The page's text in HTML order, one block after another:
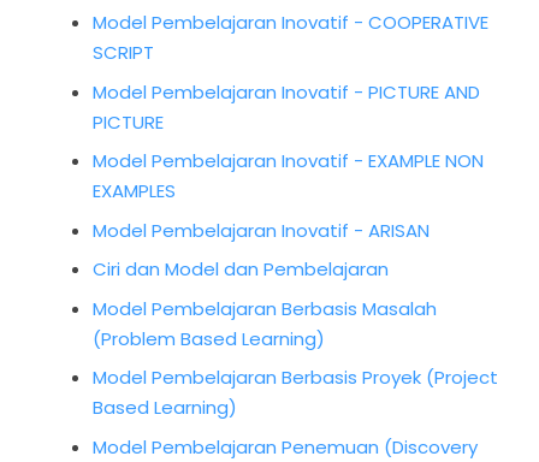
Model Pembelajaran Inovatif - COOPERATIVE
SCRIPT
Model Pembelajaran Inovatif - PICTURE AND
PICTURE
Model Pembelajaran Inovatif - EXAMPLE NON
EXAMPLES
Model Pembelajaran Inovatif - ARISAN
Ciri dan Model dan Pembelajaran
Model Pembelajaran Berbasis Masalah
(Problem Based Learning)
Model Pembelajaran Berbasis Proyek (Project
Based Learning)
Model Pembelajaran Penemuan (Discovery